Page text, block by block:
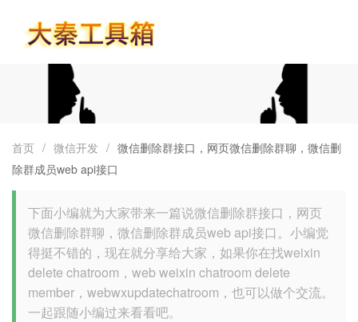
首页 / 微信开发 / 微信删除群接口，网页微信删除群聊，微信删
除群成员web api接口
下面小编就为大家带来一篇说微信删除群接口，网页
微信删除群聊，微信删除群成员web api接口。小编觉
得挺不错的，现在就分享给大家，如果你在找weixin
delete chatroom，web weixin chatroom delete
member，webwxupdatechatroom，也可以做个交流。
一起跟随小编过来看看吧。